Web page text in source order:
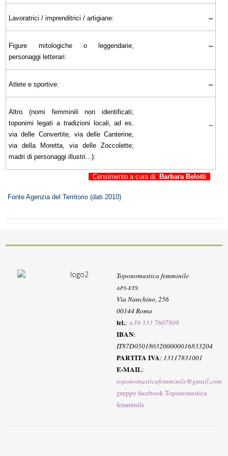
Lavoratrici / imprenditrici / artigiane: --
Figure mitologiche o leggendarie,
personaggi letterari:
--
Atlete e sportive: --
Altro (nomi femminili non identificati;
toponimi legati a tradizioni locali, ad es.
via delle Convertite, via delle Canterine,
via della Moretta, via delle Zoccolette;
madri di personaggi illustri...):
--
Censimento a cura di: Barbara Belotti
Fonte Agenzia del Territorio (dati 2010)
Toponomastica femminile
APS-ETS:
Via Nanchino, 256
00144 Roma
tel.:+39 333 7607808
IBAN:
IT87D0501803200000016833204
PARTITA IVA: 13117831001
E-MAIL:
toponomasticafemminile@gmail.com
gruppo facebook Toponomastica
femminile